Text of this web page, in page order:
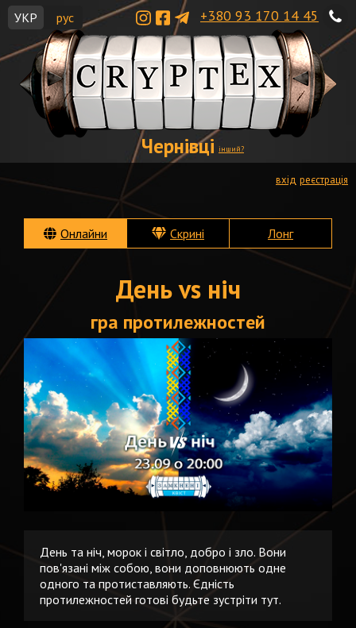
+380 93 170 14 45
Чернівці інший?
вхід реєстрація
УКР рус
Онлайни Скрині Лонг
День vs ніч
гра протилежностей
День та ніч, морок і світло, добро і зло. Вони
пов'язані між собою, вони доповнюють одне
одного та протиставляють. Єдність
протилежностей готові будьте зустріти тут.